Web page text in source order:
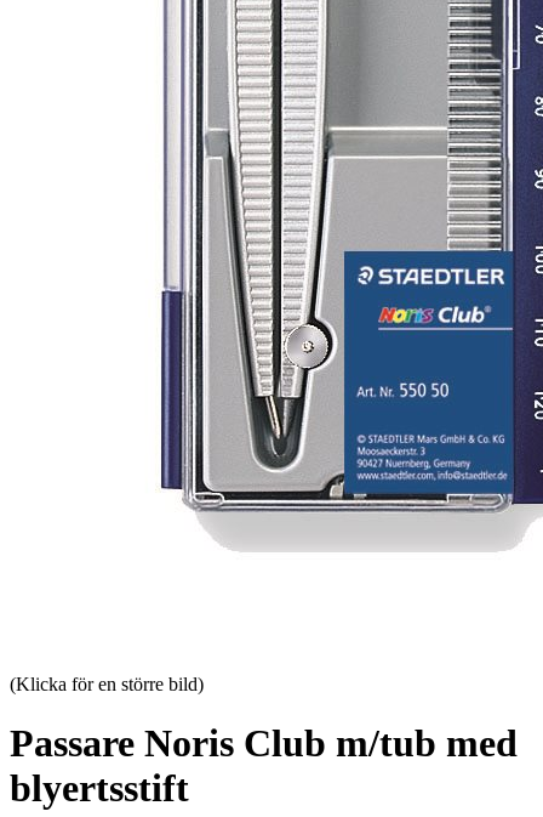
(Klicka för en större bild)
Passare Noris Club m/tub med
blyertsstift